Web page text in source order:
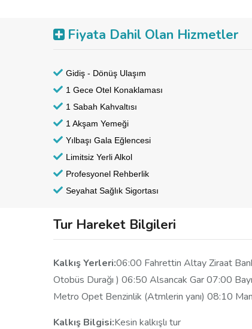
SHOW
00:30
Fiyata Dahil Olan Hizmetler
Gidiş - Dönüş Ulaşım
1 Gece Otel Konaklaması
1 Sabah Kahvaltısı
1 Akşam Yemeği
Yılbaşı Gala Eğlencesi
Limitsiz Yerli Alkol
Profesyonel Rehberlik
Seyahat Sağlık Sigortası
Tur Hareket Bilgileri
Kalkış Yerleri:06:00 Fahrettin Altay Ziraat
Otobüs Durağı ) 06:50 Alsancak Gar 07:00
Metro Opet Benzinlik (Atmlerin yanı) 08:10
Kalkış Bilgisi:Kesin kalkışlı tur